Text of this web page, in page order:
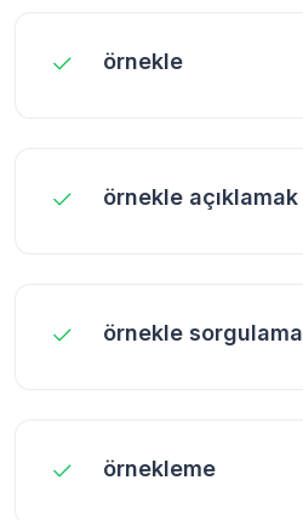
örnekle
örnekle açıklamak
örnekle sorgulama
örnekleme